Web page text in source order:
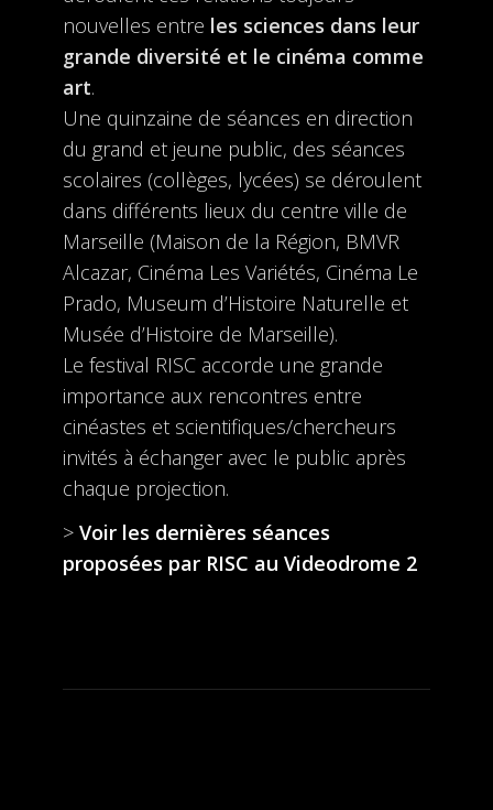
nouvelles entre les sciences dans leur
grande diversité et le cinéma comme
art.
Une quinzaine de séances en direction
du grand et jeune public, des séances
scolaires (collèges, lycées) se déroulent
dans différents lieux du centre ville de
Marseille (Maison de la Région, BMVR
Alcazar, Cinéma Les Variétés, Cinéma Le
Prado, Museum d’Histoire Naturelle et
Musée d’Histoire de Marseille).
Le festival RISC accorde une grande
importance aux rencontres entre
cinéastes et scientifiques/chercheurs
invités à échanger avec le public après
chaque projection.
> Voir les dernières séances
proposées par RISC au Videodrome 2